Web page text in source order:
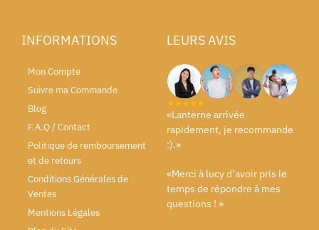
INFORMATIONS
Mon Compte
Suivre ma Commande
Blog
F.A.Q / Contact
Politique de remboursement
et de retours
Conditions Générales de
Ventes
Mentions Légales
LEURS AVIS
«Lanterne arrivée
rapidement, je recommande
:).»
«Merci à lucy d’avoir pris le
temps de répondre à mes
questions ! »